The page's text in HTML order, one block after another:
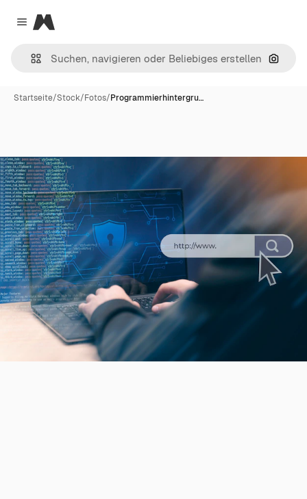
Close menu
Magnific
Nach
Startseite/Stock/Fotos/Programmierhintergru…